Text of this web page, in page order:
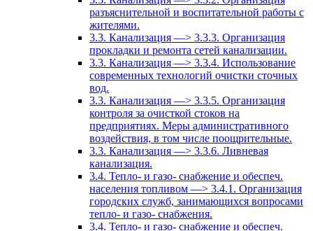
разъяснительной и воспитательной работы с
жителями.
3.3. Канализация —> 3.3.3. Организация
прокладки и ремонта сетей канализации.
3.3. Канализация —> 3.3.4. Использование
современных технологий очистки сточных
вод.
3.3. Канализация —> 3.3.5. Организация
контроля за очисткой стоков на
предприятиях. Меры административного
воздействия, в том числе поощрительные.
3.3. Канализация —> 3.3.6. Ливневая
канализация.
3.4. Тепло- и газо- снабжение и обеспеч.
населения топливом —> 3.4.1. Организация
городских служб, занимающихся вопросами
тепло- и газо- снабжения.
3.4. Тепло- и газо- снабжение и обеспеч.